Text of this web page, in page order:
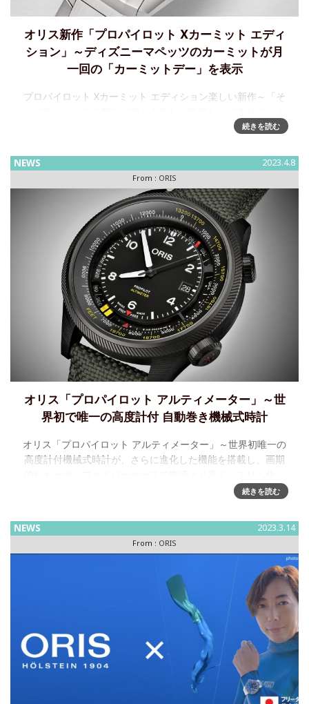
オリス新作「プロパイロット Xカーミット エディ
ション」～ディズニーマペッツのカーミットが月
一回の「カーミットデー」を表示
プロパイロット Xカーミット エディション楽しい新作～「そ
リスもカーミットも嬉しいのです」。オリスとディズニーマ
設
続きを読む
NEWS 2023.4.8
From : ORIS
オリス「プロパイロット アルティメーター」～世
界初で唯一の高度計付 自動巻き機械式時計
オリス「プロパイロット アルティメーター」～世界初唯一の
高度計付機械式時計が、さらに進化した機能を搭載し、画期
軽量化：2014年に、オリスは時計メーカーとして初めて機械
続きを読む
NEWS 2023.3.14
From : ORIS